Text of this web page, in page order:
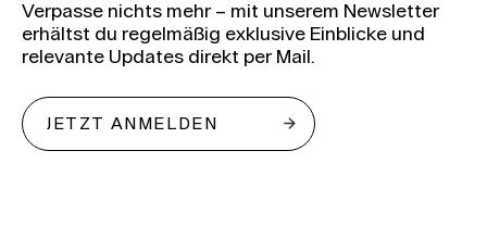
Verpasse nichts mehr – mit unserem Newsletter
erhältst du regelmäßig exklusive Einblicke und
relevante Updates direkt per Mail.
JETZT ANMELDEN